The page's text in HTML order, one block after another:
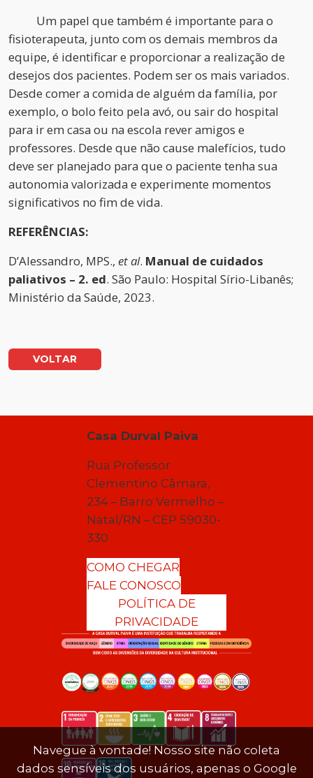
Um papel que também é importante para o
fisioterapeuta, junto com os demais membros da
equipe, é identificar e proporcionar a realização de
desejos dos pacientes. Podem ser os mais variados.
Desde comer a comida de alguém da família, por
exemplo, o bolo feito pela avó, ou sair do hospital
para ir em casa ou na escola rever amigos e
professores. Desde que não cause malefícios, tudo
deve ser planejado para que o paciente tenha sua
autonomia valorizada e experimente momentos
significativos no fim de vida.
REFERÊNCIAS:
D’Alessandro, MPS., et al. Manual de cuidados
paliativos – 2. ed. São Paulo: Hospital Sírio-Libanês;
Ministério da Saúde, 2023.
VOLTAR
Casa Durval Paiva
Rua Professor
Clementino Câmara,
234 – Barro Vermelho –
Natal/RN – CEP 59030-
330
COMO CHEGAR
FALE CONOSCO
POLÍTICA DE
PRIVACIDADE
Navegue à vontade! Nosso site não coleta
dados sensíveis dos usuários, apenas o Google